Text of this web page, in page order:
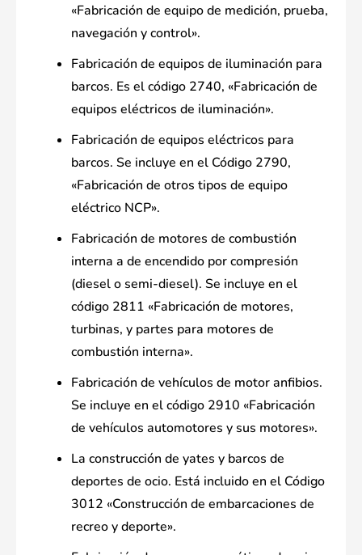
«Fabricación de equipo de medición, prueba,
navegación y control».
Fabricación de equipos de iluminación para
barcos. Es el código 2740, «Fabricación de
equipos eléctricos de iluminación».
Fabricación de equipos eléctricos para
barcos. Se incluye en el Código 2790,
«Fabricación de otros tipos de equipo
eléctrico NCP».
Fabricación de motores de combustión
interna a de encendido por compresión
(diesel o semi-diesel). Se incluye en el
código 2811 «Fabricación de motores,
turbinas, y partes para motores de
combustión interna».
Fabricación de vehículos de motor anfibios.
Se incluye en el código 2910 «Fabricación
de vehículos automotores y sus motores».
La construcción de yates y barcos de
deportes de ocio. Está incluido en el Código
3012 «Construcción de embarcaciones de
recreo y deporte».